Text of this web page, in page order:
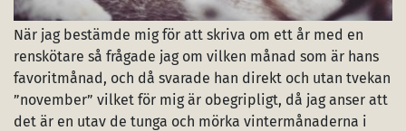
När jag bestämde mig för att skriva om ett år med en
renskötare så frågade jag om vilken månad som är hans
favoritmånad, och då svarade han direkt och utan tvekan
”november” vilket för mig är obegripligt, då jag anser att
det är en utav de tunga och mörka vintermånaderna i